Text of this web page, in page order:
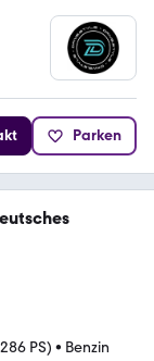
Parken
PS) • Benzin